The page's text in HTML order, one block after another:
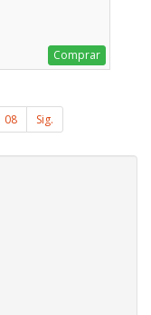
Comprar
08 Sig.